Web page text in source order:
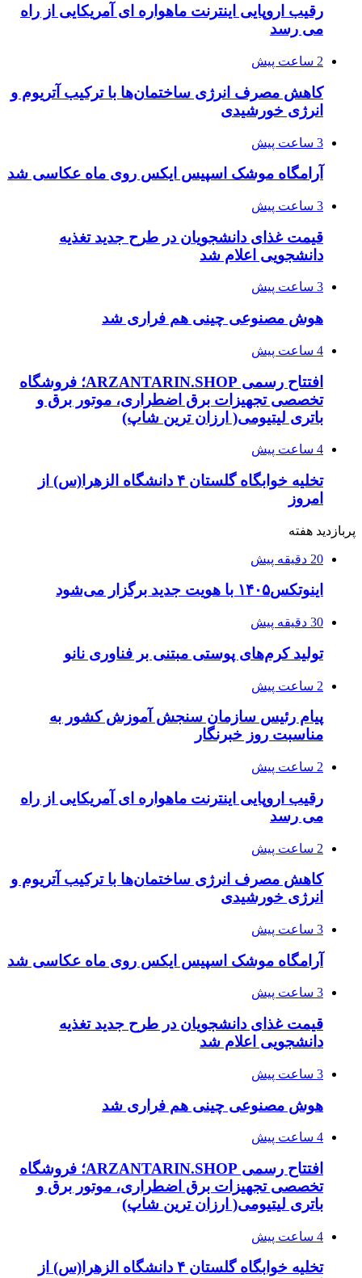
رقیب اروپایی اینترنت ماهواره ای آمریکایی از راه
می رسد
2 ساعت پیش
کاهش مصرف انرژی ساختمان‌ها با ترکیب آتریوم و
انرژی خورشیدی
3 ساعت پیش
آرامگاه موشک اسپیس ایکس روی ماه عکاسی شد
3 ساعت پیش
قیمت غذای دانشجویان در طرح جدید تغذیه
دانشجویی اعلام شد
3 ساعت پیش
هوش مصنوعی چینی هم فراری شد
4 ساعت پیش
افتتاح رسمی ARZANTARIN.SHOP؛ فروشگاه
تخصصی تجهیزات برق اضطراری، موتور برق و
باتری لیتیومی( ارزان ترین شاپ)
4 ساعت پیش
تخلیه خوابگاه گلستان ۴ دانشگاه الزهرا(س) از
امروز
پربازدید هفته
20 دقیقه پیش
اینوتکس۱۴۰۵ با هویت جدید برگزار می‌شود
30 دقیقه پیش
تولید کرم‌های پوستی مبتنی بر فناوری نانو
2 ساعت پیش
پیام رئیس سازمان سنجش آموزش کشور به
مناسبت روز خبرنگار
2 ساعت پیش
رقیب اروپایی اینترنت ماهواره ای آمریکایی از راه
می رسد
2 ساعت پیش
کاهش مصرف انرژی ساختمان‌ها با ترکیب آتریوم و
انرژی خورشیدی
3 ساعت پیش
آرامگاه موشک اسپیس ایکس روی ماه عکاسی شد
3 ساعت پیش
قیمت غذای دانشجویان در طرح جدید تغذیه
دانشجویی اعلام شد
3 ساعت پیش
هوش مصنوعی چینی هم فراری شد
4 ساعت پیش
افتتاح رسمی ARZANTARIN.SHOP؛ فروشگاه
تخصصی تجهیزات برق اضطراری، موتور برق و
باتری لیتیومی( ارزان ترین شاپ)
4 ساعت پیش
تخلیه خوابگاه گلستان ۴ دانشگاه الزهرا(س) از